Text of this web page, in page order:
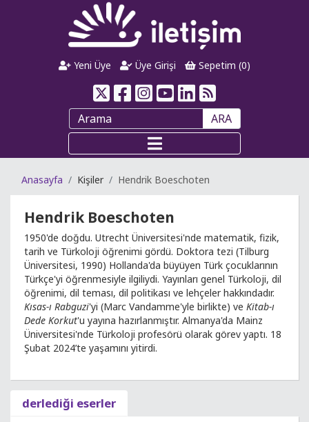
Yeni Üye Üye Girişi Sepetim (0)
ARA
Anasayfa Kişiler Hendrik Boeschoten
Hendrik Boeschoten
1950'de doğdu. Utrecht Üniversitesi'nde matematik, fizik,
tarih ve Türkoloji öğrenimi gördü. Doktora tezi (Tilburg
Üniversitesi, 1990) Hollanda'da büyüyen Türk çocuklarının
Türkçe'yi öğrenmesiyle ilgiliydi. Yayınları genel Türkoloji, dil
öğrenimi, dil teması, dil politikası ve lehçeler hakkındadır.
Kısas-ı Rabguzi'yi (Marc Vandamme'yle birlikte) ve Kitab-ı
Dede Korkut'u yayına hazırlanmıştır. Almanya'da Mainz
Üniversitesi'nde Türkoloji profesörü olarak görev yaptı. 18
Şubat 2024’te yaşamını yitirdi.
derlediği eserler